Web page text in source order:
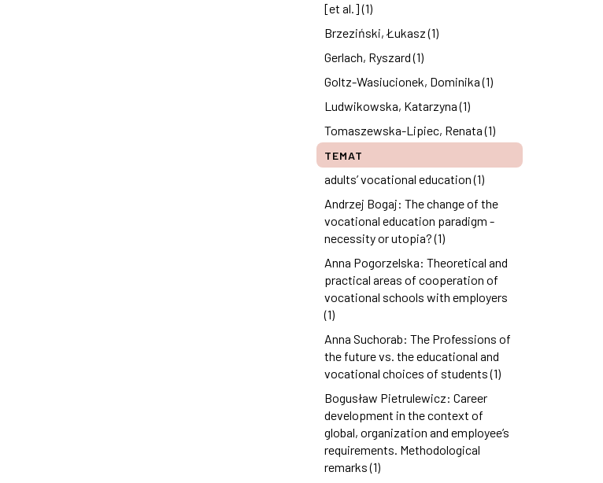
[et al.] (1)
Brzeziński, Łukasz (1)
Gerlach, Ryszard (1)
Goltz-Wasiucionek, Dominika (1)
Ludwikowska, Katarzyna (1)
Tomaszewska-Lipiec, Renata (1)
TEMAT
adults’ vocational education (1)
Andrzej Bogaj: The change of the
vocational education paradigm -
necessity or utopia? (1)
Anna Pogorzelska: Theoretical and
practical areas of cooperation of
vocational schools with employers
(1)
Anna Suchorab: The Professions of
the future vs. the educational and
vocational choices of students (1)
Bogusław Pietrulewicz: Career
development in the context of
global, organization and employee’s
requirements. Methodological
remarks (1)